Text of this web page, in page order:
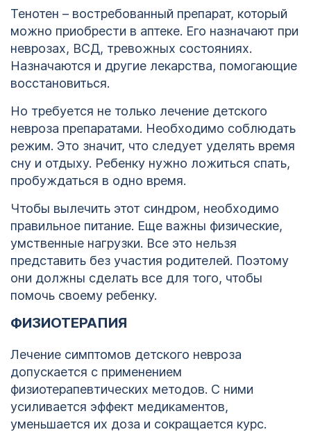
Тенотен – востребованный препарат, который
можно приобрести в аптеке. Его назначают при
неврозах, ВСД, тревожных состояниях.
Назначаются и другие лекарства, помогающие
восстановиться.
Но требуется не только лечение детского
невроза препаратами. Необходимо соблюдать
режим. Это значит, что следует уделять время
сну и отдыху. Ребенку нужно ложиться спать,
пробуждаться в одно время.
Чтобы вылечить этот синдром, необходимо
правильное питание. Еще важны физические,
умственные нагрузки. Все это нельзя
представить без участия родителей. Поэтому
они должны сделать все для того, чтобы
помочь своему ребенку.
ФИЗИОТЕРАПИЯ
Лечение симптомов детского невроза
допускается с применением
физиотерапевтических методов. С ними
усиливается эффект медикаментов,
уменьшается их доза и сокращается курс.